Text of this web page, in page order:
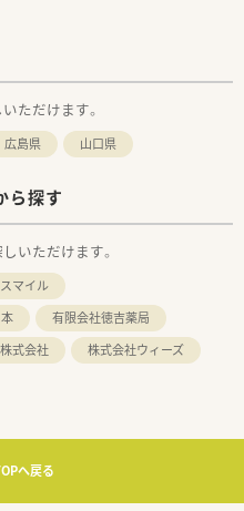
ただけます。
広島県 山口県
ら探す
いただけます。
マイル
有限会社徳吉薬局
式会社 株式会社ウィーズ
へ戻る